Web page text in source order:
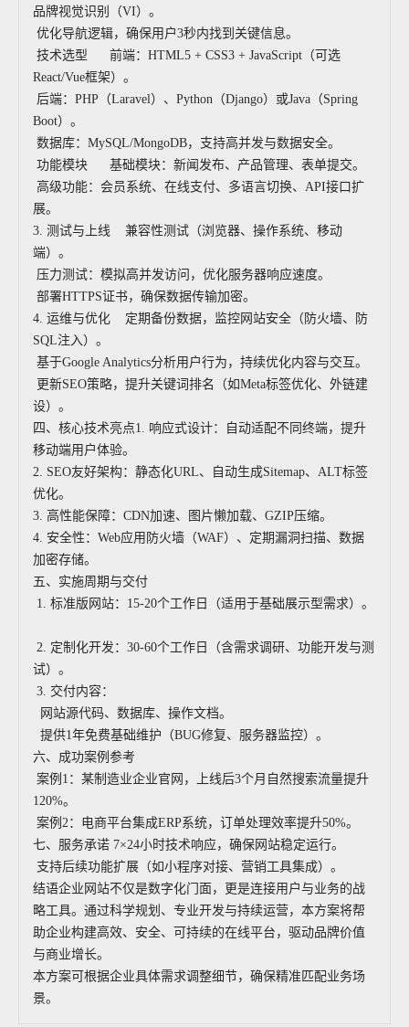
品牌视觉识别（VI）。
优化导航逻辑，确保用户3秒内找到关键信息。
技术选型 前端：HTML5 + CSS3 + JavaScript（可选
React/Vue框架）。
后端：PHP（Laravel）、Python（Django）或Java（Spring
Boot）。
数据库：MySQL/MongoDB，支持高并发与数据安全。
功能模块 基础模块：新闻发布、产品管理、表单提交。
高级功能：会员系统、在线支付、多语言切换、API接口扩
展。
3. 测试与上线 兼容性测试（浏览器、操作系统、移动
端）。
压力测试：模拟高并发访问，优化服务器响应速度。
部署HTTPS证书，确保数据传输加密。
4. 运维与优化 定期备份数据，监控网站安全（防火墙、防
SQL注入）。
基于Google Analytics分析用户行为，持续优化内容与交互。
更新SEO策略，提升关键词排名（如Meta标签优化、外链建
设）。
四、核心技术亮点1. 响应式设计：自动适配不同终端，提升
移动端用户体验。
2. SEO友好架构：静态化URL、自动生成Sitemap、ALT标签
优化。
3. 高性能保障：CDN加速、图片懒加载、GZIP压缩。
4. 安全性：Web应用防火墙（WAF）、定期漏洞扫描、数据
加密存储。
五、实施周期与交付
1. 标准版网站：15-20个工作日（适用于基础展示型需求）。
2. 定制化开发：30-60个工作日（含需求调研、功能开发与测
试）。
3. 交付内容：
网站源代码、数据库、操作文档。
提供1年免费基础维护（BUG修复、服务器监控）。
六、成功案例参考
案例1：某制造业企业官网，上线后3个月自然搜索流量提升
120%。
案例2：电商平台集成ERP系统，订单处理效率提升50%。
七、服务承诺 7×24小时技术响应，确保网站稳定运行。
支持后续功能扩展（如小程序对接、营销工具集成）。
结语企业网站不仅是数字化门面，更是连接用户与业务的战
略工具。通过科学规划、专业开发与持续运营，本方案将帮
助企业构建高效、安全、可持续的在线平台，驱动品牌价值
与商业增长。
本方案可根据企业具体需求调整细节，确保精准匹配业务场
景。